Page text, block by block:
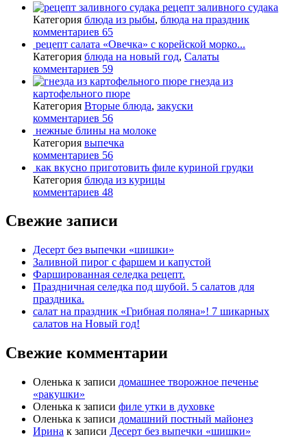
рецепт заливного судака
Категория блюда из рыбы, блюда на праздник
комментариев 65
рецепт салата «Овечка» с корейской морко...
Категория блюда на новый год, Салаты
комментариев 59
гнезда из
картофельного пюре
Категория Вторые блюда, закуски
комментариев 56
нежные блины на молоке
Категория выпечка
комментариев 56
как вкусно приготовить филе куриной грудки
Категория блюда из курицы
комментариев 48
Свежие записи
Десерт без выпечки «шишки»
Заливной пирог с фаршем и капустой
Фаршированная селедка рецепт.
Праздничная селедка под шубой. 5 салатов для
праздника.
салат на праздник «Грибная поляна»! 7 шикарных
салатов на Новый год!
Свежие комментарии
Оленька к записи домашнее творожное печенье
«ракушки»
Оленька к записи филе утки в духовке
Оленька к записи домашний постный майонез
Ирина к записи Десерт без выпечки «шишки»